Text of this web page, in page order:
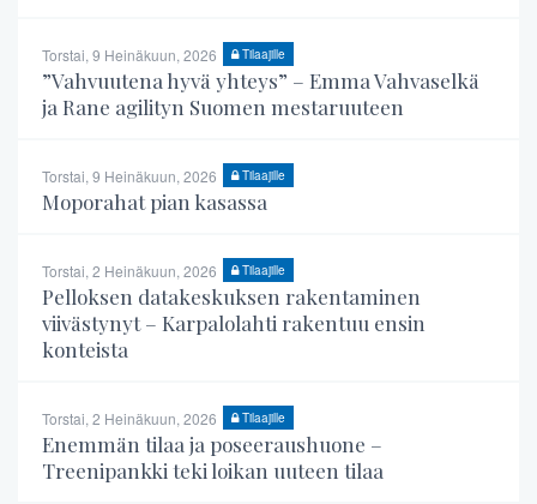
Torstai, 9 Heinäkuun, 2026 Tilaajille
”Vahvuutena hyvä yhteys” – Emma Vahvaselkä
ja Rane agilityn Suomen mestaruuteen
Torstai, 9 Heinäkuun, 2026 Tilaajille
Moporahat pian kasassa
Torstai, 2 Heinäkuun, 2026 Tilaajille
Pelloksen datakeskuksen rakentaminen
viivästynyt – Karpalolahti rakentuu ensin
konteista
Torstai, 2 Heinäkuun, 2026 Tilaajille
Enemmän tilaa ja poseeraushuone –
Treenipankki teki loikan uuteen tilaa